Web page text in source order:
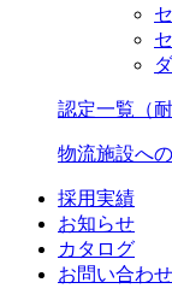
認定一覧（
物流施設へ
採用実績
お知らせ
カタログ
お問い合わせ